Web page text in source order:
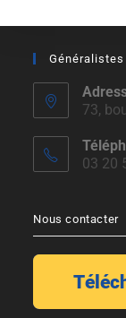
73,
03 20
Nous contacter